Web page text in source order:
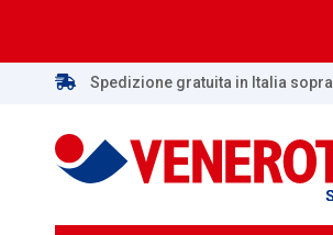
Spedizione gratuita in Italia sopra